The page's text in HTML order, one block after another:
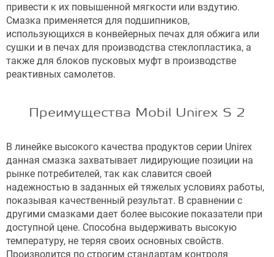
привести к их повышенной мягкости или вздутию.
Смазка применяется для подшипников,
использующихся в конвейерных печах для обжига или
сушки и в печах для производства стеклопластика, а
также для блоков пусковых муфт в производстве
реактивных самолетов.
Преимущества Mobil Unirex S 2
В линейке высокого качества продуктов серии Unirex
данная смазка захватывает лидирующие позиции на
рынке потребителей, так как славится своей
надежностью в заданных ей тяжелых условиях работы,
показывая качественный результат. В сравнении с
другими смазками дает более высокие показатели при
доступной цене. Способна выдерживать высокую
температуру, не теряя своих основных свойств.
Производится по строгим стандартам контроля